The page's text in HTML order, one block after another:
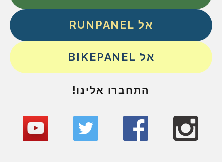
אל RUNPANEL
אל BIKEPANEL
התחברו אלינו!